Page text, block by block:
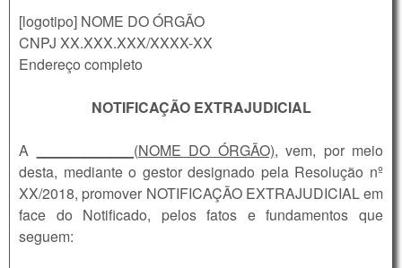
[logotipo] NOME DO ÓRGÃO
CNPJ XX.XXX.XXX/XXXX-XX
Endereço completo
NOTIFICAÇÃO EXTRAJUDICIAL
A ____________(NOME DO ÓRGÃO), vem, por meio
desta, mediante o gestor designado pela Resolução nº
XX/2018, promover NOTIFICAÇÃO EXTRAJUDICIAL em
face do Notificado, pelos fatos e fundamentos que
seguem: